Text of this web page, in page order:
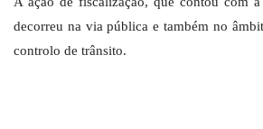
decorreu na via pública e também no
controlo de trânsito.